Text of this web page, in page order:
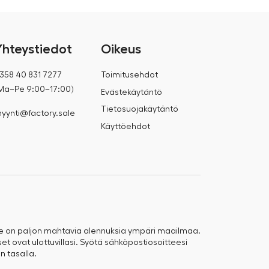
40 831 7277
9:00–17:00)
Oikeus
Toimitusehdot
Evästekäytäntö
Tietosuojakäytäntö
Käyttöehdot
on paljon mahtavia alennuksia ympäri maailmaa.
ovat ulottuvillasi. Syötä sähköpostiosoitteesi
tasalla.